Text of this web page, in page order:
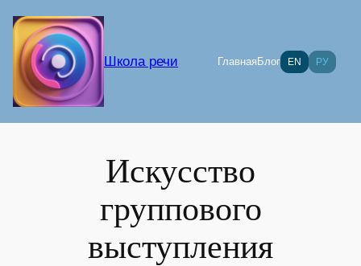
содержимому
Школа речи ГлавнаяБлог EN РУ
Искусство
группового
выступления